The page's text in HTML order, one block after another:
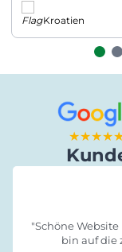
Kroatien
"Schöne
bin auf die